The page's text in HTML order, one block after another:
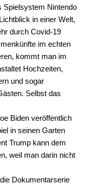
Spielsystem Nintendo
in einer Welt,
durch Covid-19
im echten
kommt man im
Hochzeiten,
und sogar
Selbst das
Biden veröffentlich
in seinen Garten
Trump kann dem
weil man darin nicht
Dokumentarserie